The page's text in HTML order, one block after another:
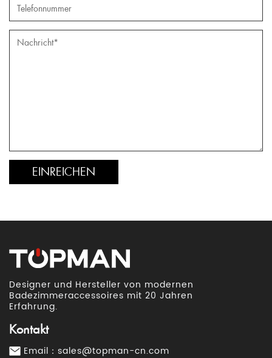
Designer und Hersteller von modernen
Badezimmeraccessoires mit 20 Jahren
Erfahrung.
Kontakt
Email： sales@topman-cn.com